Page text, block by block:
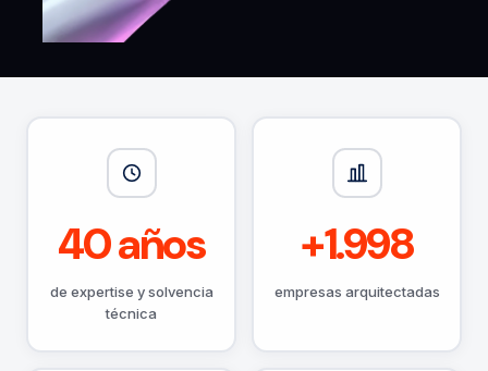
40años
de expertise y solvencia
técnica
+1.998
empresas arquitectadas